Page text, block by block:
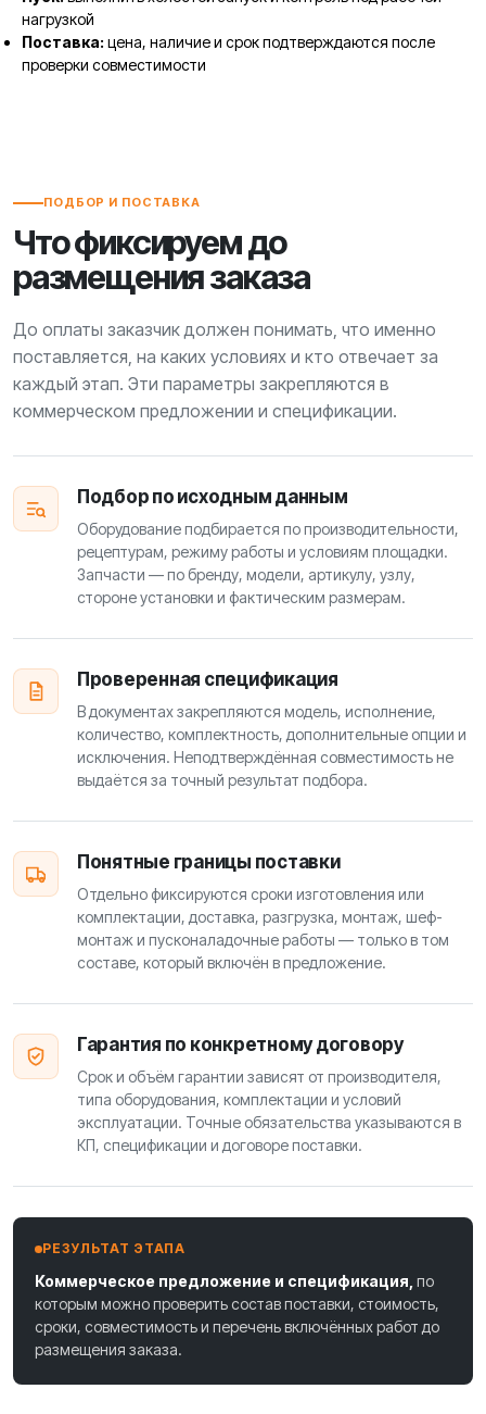
нагрузкой
Поставка: цена, наличие и срок подтверждаются после
проверки совместимости
ПОДБОР И ПОСТАВКА
Что фиксируем до
размещения заказа
До оплаты заказчик должен понимать, что именно
поставляется, на каких условиях и кто отвечает за
каждый этап. Эти параметры закрепляются в
коммерческом предложении и спецификации.
Подбор по исходным данным
Оборудование подбирается по производительности,
рецептурам, режиму работы и условиям площадки.
Запчасти — по бренду, модели, артикулу, узлу,
стороне установки и фактическим размерам.
Проверенная спецификация
В документах закрепляются модель, исполнение,
количество, комплектность, дополнительные опции и
исключения. Неподтверждённая совместимость не
выдаётся за точный результат подбора.
Понятные границы поставки
Отдельно фиксируются сроки изготовления или
комплектации, доставка, разгрузка, монтаж, шеф-
монтаж и пусконаладочные работы — только в том
составе, который включён в предложение.
Гарантия по конкретному договору
Срок и объём гарантии зависят от производителя,
типа оборудования, комплектации и условий
эксплуатации. Точные обязательства указываются в
КП, спецификации и договоре поставки.
РЕЗУЛЬТАТ ЭТАПА
Коммерческое предложение и спецификация, по
которым можно проверить состав поставки, стоимость,
сроки, совместимость и перечень включённых работ до
размещения заказа.